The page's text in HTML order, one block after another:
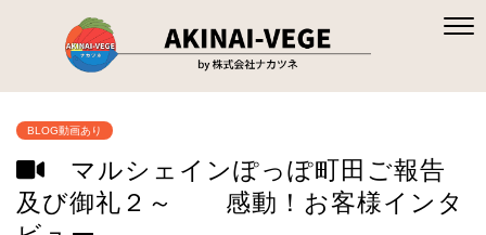
BLOG動画あり
マルシェインぽっぽ町田ご報告
及び御礼２～ 感動！お客様インタ